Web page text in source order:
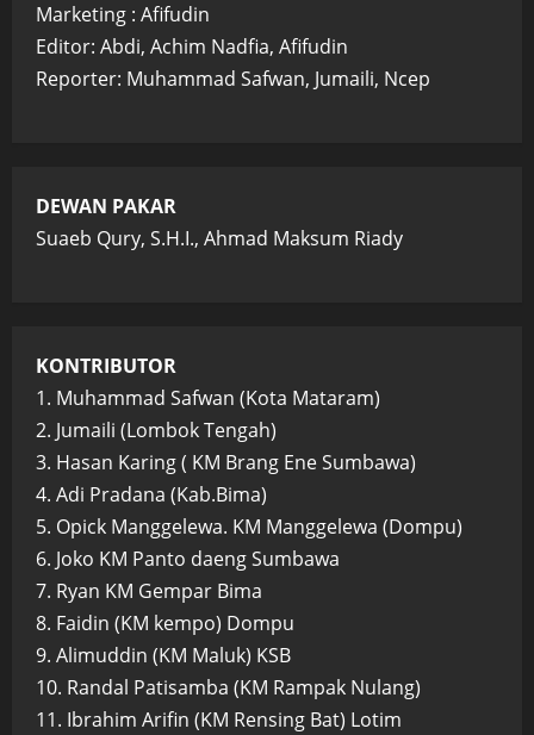
Marketing : Afifudin
Editor: Abdi, Achim Nadfia, Afifudin
Reporter: Muhammad Safwan, Jumaili, Ncep
DEWAN PAKAR
Suaeb Qury, S.H.I., Ahmad Maksum Riady
KONTRIBUTOR
1. Muhammad Safwan (Kota Mataram)
2. Jumaili (Lombok Tengah)
3. Hasan Karing ( KM Brang Ene Sumbawa)
4. Adi Pradana (Kab.Bima)
5. Opick Manggelewa. KM Manggelewa (Dompu)
6. Joko KM Panto daeng Sumbawa
7. Ryan KM Gempar Bima
8. Faidin (KM kempo) Dompu
9. Alimuddin (KM Maluk) KSB
10. Randal Patisamba (KM Rampak Nulang)
11. Ibrahim Arifin (KM Rensing Bat) Lotim